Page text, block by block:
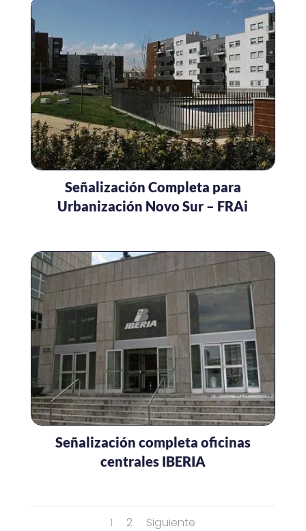
Señalización Completa para
Urbanización Novo Sur – FRAi
Señalización completa oficinas
centrales IBERIA
1 2 Siguiente